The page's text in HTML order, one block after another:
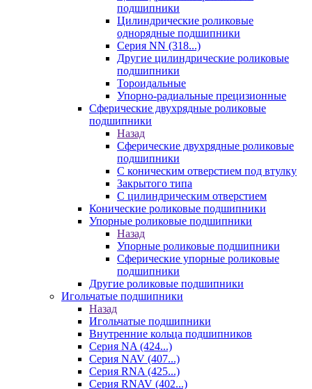
подшипники
Цилиндрические роликовые
однорядные подшипники
Серия NN (318...)
Другие цилиндрические роликовые
подшипники
Тороидальные
Упорно-радиальные прецизионные
Сферические двухрядные роликовые
подшипники
Назад
Сферические двухрядные роликовые
подшипники
С коническим отверстием под втулку
Закрытого типа
С цилиндрическим отверстием
Конические роликовые подшипники
Упорные роликовые подшипники
Назад
Упорные роликовые подшипники
Сферические упорные роликовые
подшипники
Другие роликовые подшипники
Игольчатые подшипники
Назад
Игольчатые подшипники
Внутренние кольца подшипников
Серия NA (424...)
Серия NAV (407...)
Серия RNA (425...)
Серия RNAV (402...)